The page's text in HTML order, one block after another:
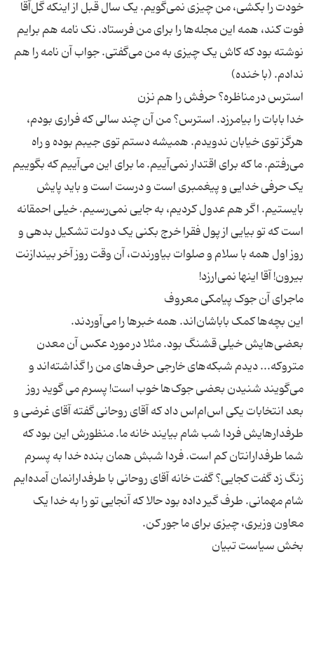
خودت را بکشی، من چیزی نمی‌گویم. یک سال قبل از اینکه گل‌آقا
فوت کند، همه این مجله‌ها را برای من فرستاد. نک نامه هم برایم
نوشته بود که کاش یک چیزی به من می‌گفتی. جواب آن نامه را هم
خدا بابات را بیامرزد. استرس؟ من آن چند سالی که فراری بودم،
هرگز توی خیابان ندویدم. همیشه دستم توی جیبم بوده و راه
می‌رفتم. ما که برای اقتدار نمی‌آییم. ما برای این می‌آییم که بگوییم
یک حرفی خدایی و پیغمبری است و درست است و باید پایش
بایستیم. اگر هم عدول کردیم، به جایی نمی‌رسیم. خیلی احمقانه
است که تو بیایی از پول فقرا خرج بکنی یک دولت تشکیل بدهی و
روز اول همه با سلام و صلوات بیاورندت، آن وقت روز آخر بیندازنت
این بچه‌ها کمک باباشان‌اند. همه خبر‌ها را می‌آوردند.
بعضی‌هایش خیلی قشنگ بود. مثلا در مورد عکس آن معدن
متروکه... دیدم شبکه‌های خارجی حرف‌های من را گذاشته‌اند و
می‌گویند شنیدن بعضی جوک‌ها خوب است! پسرم می گوید روز
بعد انتخابات یکی اس‌ام‌اس داد که آقای روحانی گفته آقای غرضی و
طرفدار‌هایش فردا شب شام بیایند خانه ما. منظورش این بود که
شما طرفدارانتان کم است. فردا شبش‌‌ همان بنده خدا به پسرم
زنگ زد گفت کجایی؟ گفت خانه آقای روحانی با طرفدارانمان آمده‌ایم
شام مهمانی. طرف گیر داده بود حالا که آنجایی تو را به خدا یک